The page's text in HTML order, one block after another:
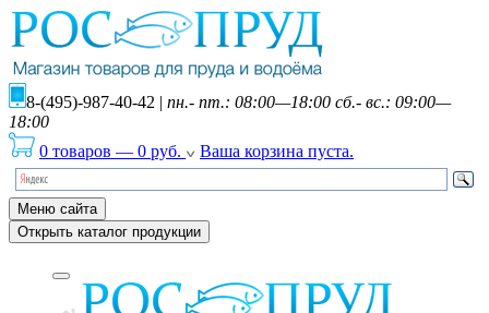
8-(495)-987-40-42 | пн.- пт.: 08:00—18:00 сб.- вс.: 09:00—
18:00
0 товаров — 0 руб. Ваша корзина пуста.
Меню сайта
Открыть каталог продукции